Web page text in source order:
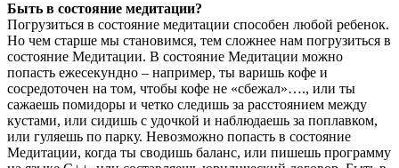
Быть в состояние медитации?
Погрузиться в состояние медитации способен любой ребенок.
Но чем старше мы становимся, тем сложнее нам погрузиться в
состояние Медитации. В состояние Медитации можно
попасть ежесекундно – например, ты варишь кофе и
сосредоточен на том, чтобы кофе не «сбежал»…., или ты
сажаешь помидоры и четко следишь за расстоянием между
кустами, или сидишь с удочкой и наблюдаешь за поплавком,
или гуляешь по парку. Невозможно попасть в состояние
Медитации, когда ты сводишь баланс, или пишешь программу